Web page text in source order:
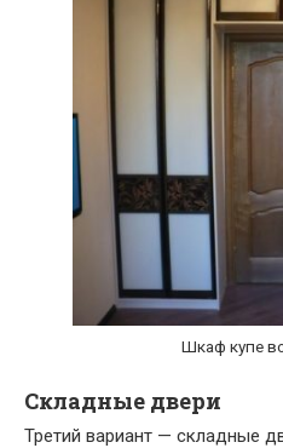
Шкаф купе
Складные двери
Третий вариант — складные